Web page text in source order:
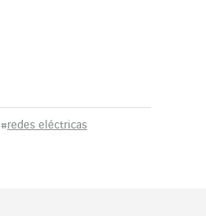
#redes eléctricas